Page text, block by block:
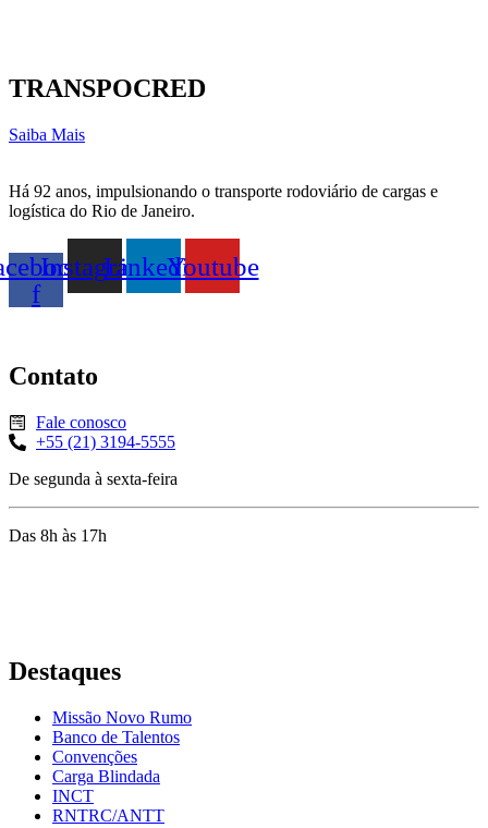
TRANSPOCRED
Saiba Mais
Há 92 anos, impulsionando o transporte rodoviário de cargas e
logística do Rio de Janeiro.
f
InstagramLinkedinYoutube
Contato
Fale conosco
+55 (21) 3194-5555
De segunda à sexta-feira
Das 8h às 17h
Destaques
Missão Novo Rumo
Banco de Talentos
Convenções
Carga Blindada
INCT
RNTRC/ANTT